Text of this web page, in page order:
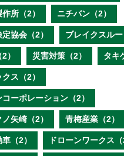
所（2） ニチバン（2）
協会（2） ブレイクスルー
） 災害対策（2） タキ
ス（2）
ーポレーション（2）
矢崎（2） 青梅産業（2）
（2） ドローンワークス（